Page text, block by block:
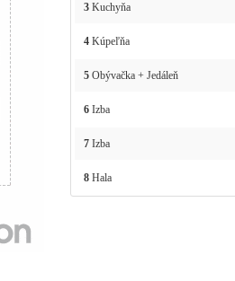
3Kuchyňa
4Kúpeľňa
5Obývačka + Jedáleň
6Izba
7Izba
8Hala